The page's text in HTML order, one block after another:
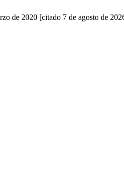
de 2020 [citado 7 de agosto de